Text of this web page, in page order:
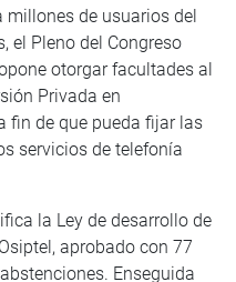
millones de usuarios del
el Pleno del Congreso
otorgar facultades al
Privada en
fin de que pueda fijar las
servicios de telefonía
la Ley de desarrollo de
aprobado con 77
Enseguida